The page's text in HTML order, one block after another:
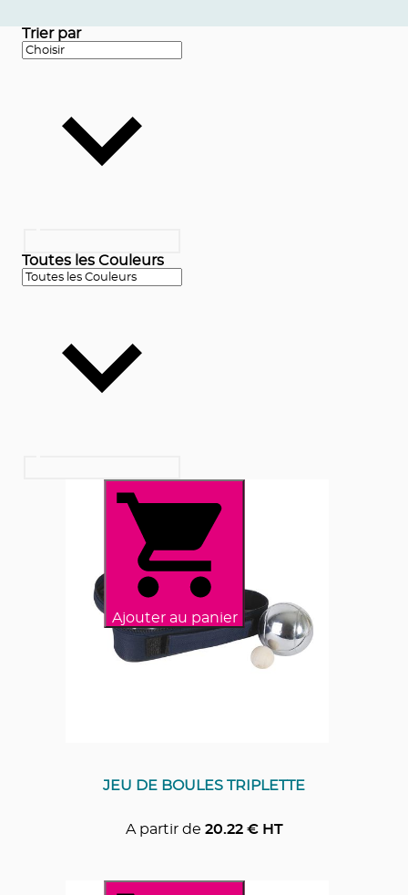
Trier par
Toutes les Couleurs
Ajouter au panier
JEU DE BOULES TRIPLETTE
A partir de 20.22€ HT